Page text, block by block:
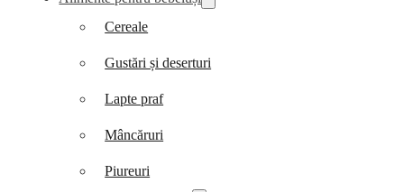
Cereale
Gustări și deserturi
Lapte praf
Mâncăruri
Piureuri